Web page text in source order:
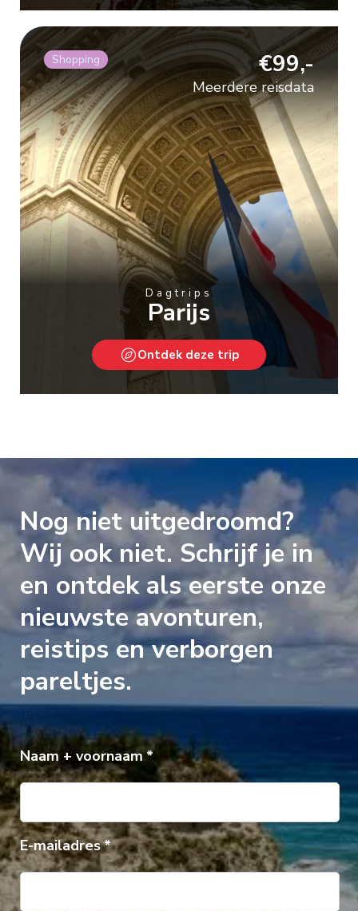
Shopping €99,-
Meerdere reisdata
Dagtrips
Parijs
Ontdek deze trip
Nog niet uitgedroomd?
Wij ook niet. Schrijf je in
en ontdek als eerste onze
nieuwste avonturen,
reistips en verborgen
pareltjes.
Naam + voornaam
E-mailadres